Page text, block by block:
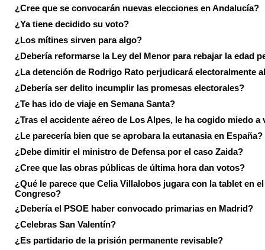
¿Cree que se convocarán nuevas elecciones en Andalucía?
¿Ya tiene decidido su voto?
¿Los mítines sirven para algo?
¿Debería reformarse la Ley del Menor para rebajar la edad
¿La detención de Rodrigo Rato perjudicará electoralmente
¿Debería ser delito incumplir las promesas electorales?
¿Te has ido de viaje en Semana Santa?
¿Tras el accidente aéreo de Los Alpes, le ha cogido miedo a
¿Le parecería bien que se aprobara la eutanasia en España?
¿Debe dimitir el ministro de Defensa por el caso Zaida?
¿Cree que las obras públicas de última hora dan votos?
¿Qué le parece que Celia Villalobos jugara con la tablet en el
Congreso?
¿Debería el PSOE haber convocado primarias en Madrid?
¿Celebras San Valentín?
¿Es partidario de la prisión permanente revisable?